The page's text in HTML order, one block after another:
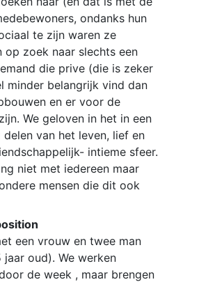
ondanks hun
te zijn waren ze
op zoek naar slechts een
die prive (die is zeker
minder belangrijk vind dan
en er voor de
We geloven in het in een
delen van het leven, lief en
intieme sfeer.
niet met iedereen maar
mensen die dit ook
een vrouw en twee man
oud). We werken
de week , maar brengen